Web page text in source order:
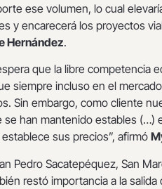
ese volumen, lo cual
y encarecerá los proyectos
Hernández.
que la libre competencia
siempre incluso en el
Sin embargo, como cliente
se han mantenido estables (…)
sus precios”, afirmó
Pedro Sacatepéquez, San
restó importancia a la